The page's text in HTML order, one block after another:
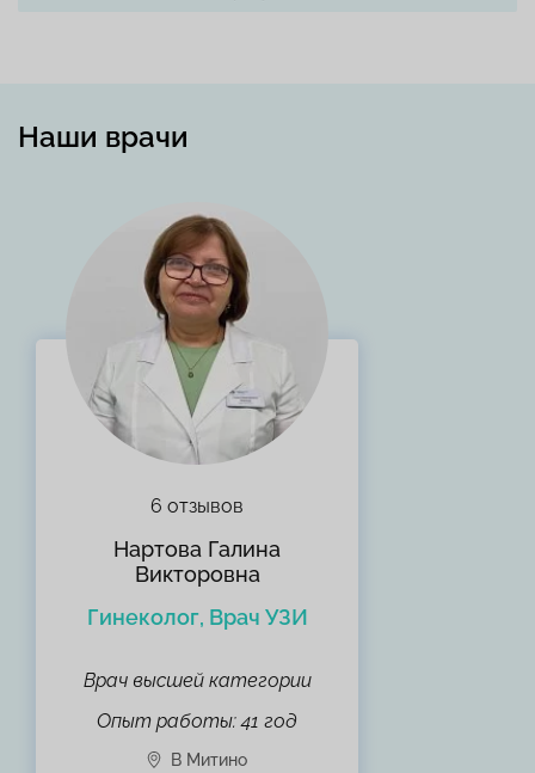
Наши врачи
6 отзывов
Нартова Галина
Викторовна
Гинеколог, Врач УЗИ
Врач высшей категории
Опыт работы: 41 год